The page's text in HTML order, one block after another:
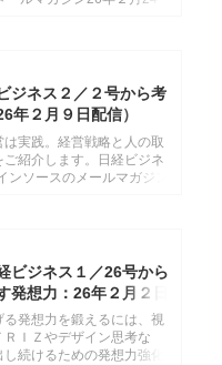
ジネス２／２号から考
年２月９日配信）
実践。経営戦略と人の取
紹介します。日経ビジネ
ソースのメールマガジン
ビジネス１／26号から
想力：26年２月２日
発想力を鍛えるには、視
ＩＺやデザイン思考な
続けるための発想力強化